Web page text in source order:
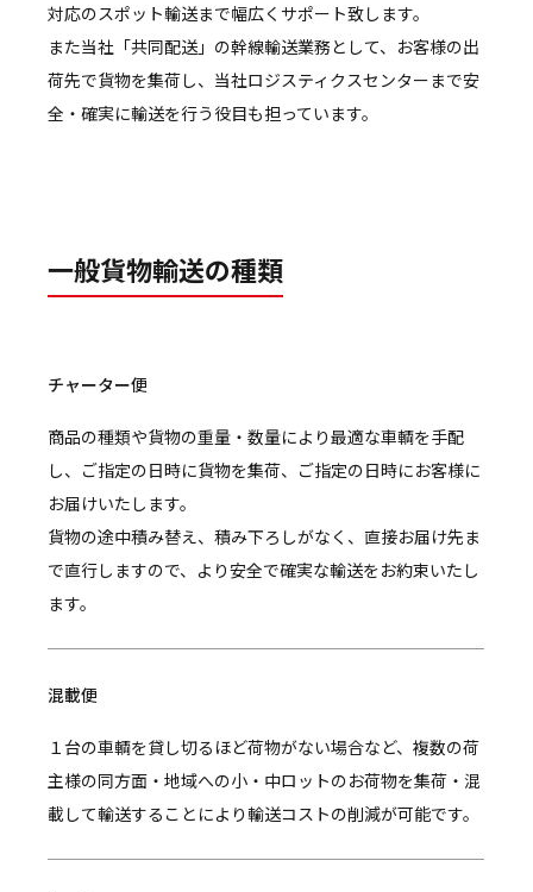
対応のスポット輸送まで幅広くサポート致します。
また当社「共同配送」の幹線輸送業務として、お客様の出
荷先で貨物を集荷し、当社ロジスティクスセンターまで安
全・確実に輸送を行う役目も担っています。
一般貨物輸送の種類
チャーター便
商品の種類や貨物の重量・数量により最適な車輌を手配
し、ご指定の日時に貨物を集荷、ご指定の日時にお客様に
お届けいたします。
貨物の途中積み替え、積み下ろしがなく、直接お届け先ま
で直行しますので、より安全で確実な輸送をお約束いたし
ます。
混載便
１台の車輌を貸し切るほど荷物がない場合など、複数の荷
主様の同方面・地域への小・中ロットのお荷物を集荷・混
載して輸送することにより輸送コストの削減が可能です。